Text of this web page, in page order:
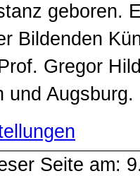
geboren.
Bildenden
Gregor
und Augsburg.
Seite am: